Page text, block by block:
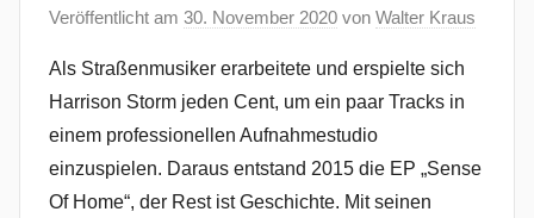
Veröffentlicht am 30. November 2020 von Walter Kraus
Als Straßenmusiker erarbeitete und erspielte sich
Harrison Storm jeden Cent, um ein paar Tracks in
einem professionellen Aufnahmestudio
einzuspielen. Daraus entstand 2015 die EP „Sense
Of Home“, der Rest ist Geschichte. Mit seinen